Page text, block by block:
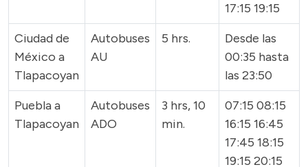
17:15 19:15
Ciudad de
México a
Tlapacoyan
Autobuses
AU
5 hrs.
Desde las
00:35 hasta
las 23:50
Puebla a
Tlapacoyan
Autobuses
ADO
3 hrs, 10
min.
07:15 08:15
16:15 16:45
17:45 18:15
19:15 20:15